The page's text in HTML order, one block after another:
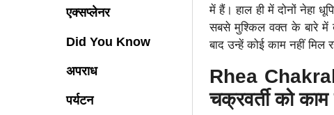
एक्सप्लेनर
Did You Know
अपराध
पर्यटन
में हैं। हाल ही में दोनों नेहा
सबसे मुश्किल वक्त के बारे में
बाद उन्हें कोई काम नहीं मिल
Rhea
चक्रवर्ती को